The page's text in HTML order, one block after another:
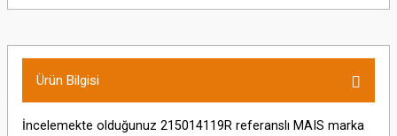
Ürün Bilgisi
İncelemekte olduğunuz 215014119R referanslı MAIS marka